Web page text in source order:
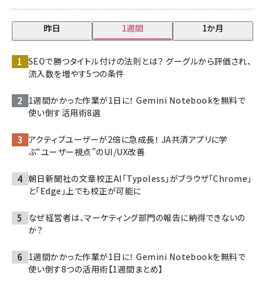
昨日 1週間 1か月
SEOで勝つタイトル付けの法則とは？ グーグルから評価され、
流入数を増やす5つの条件
1週間かかった作業が1日に！ Gemini Notebookを無料で
使い倒す活用術8選
アクティブユーザーが2倍に急成長！ JA共済アプリに学
ぶ“ユーザー視点”のUI/UX改善
朝日新聞社の文章校正AI「Typoless」がブラウザ「Chrome」
と「Edge」上でも校正が可能に
なぜ経営者は、マーケティング部門の報告に納得できないの
か？
1週間かかった作業が1日に！ Gemini Notebookを無料で
使い倒す8つの活用術【1週間まとめ】